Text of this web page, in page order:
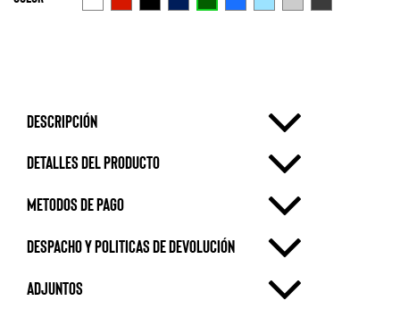
Descripción
Detalles del producto
metodos de pago
Despacho y politicas de devolución
Adjuntos